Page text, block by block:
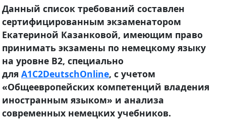
Данный список требований составлен
сертифицированным экзаменатором
Екатериной Казанковой, имеющим право
принимать экзамены по немецкому языку
на уровне B2, специально
для A1C2DeutschOnline, с учетом
«Общеевропейских компетенций владения
иностранным языком» и анализа
современных немецких учебников.